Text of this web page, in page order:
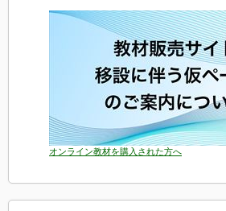
オンライン教材を購入された方へ